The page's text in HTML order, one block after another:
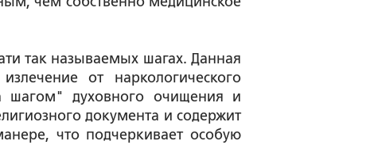
так называемых шагах. Данная
от наркологического
шагом" духовного очищения и
документа и содержит
что подчеркивает особую